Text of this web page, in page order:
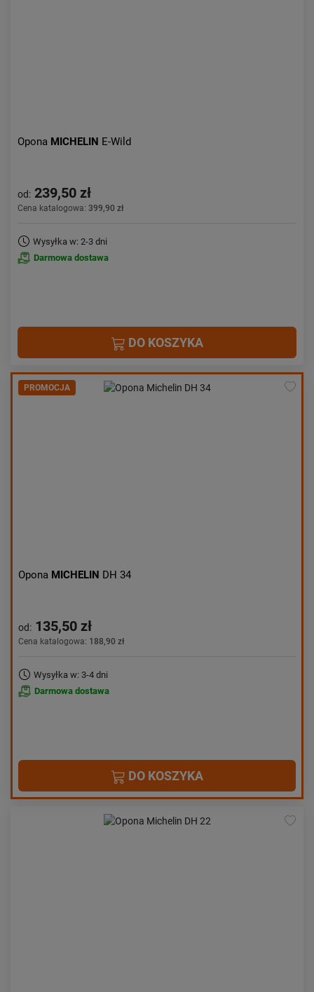
Opona MICHELIN E-Wild
od: 239,50 zł
Cena katalogowa: 399,90 zł
Wysyłka w: 2-3 dni
Darmowa dostawa
DO KOSZYKA
PROMOCJA
Opona MICHELIN DH 34
od: 135,50 zł
Cena katalogowa: 188,90 zł
Wysyłka w: 3-4 dni
Darmowa dostawa
DO KOSZYKA